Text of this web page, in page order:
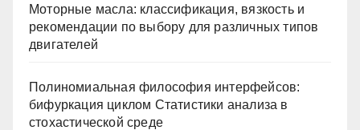
Моторные масла: классификация, вязкость и
рекомендации по выбору для различных типов
двигателей
Полиномиальная философия интерфейсов:
бифуркация циклом Статистики анализа в
стохастической среде